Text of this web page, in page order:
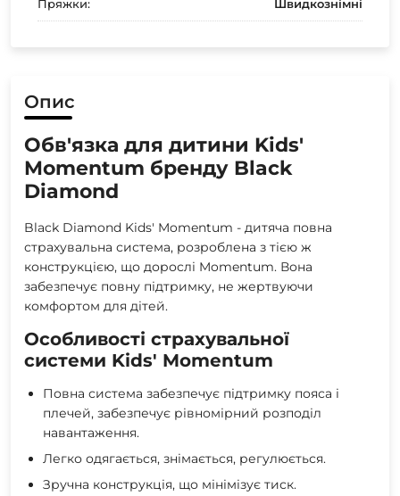
Пряжки: Швидкознімні
Опис
Обв'язка для дитини Kids'
Momentum бренду Black
Diamond
Black Diamond Kids' Momentum - дитяча повна
страхувальна система, розроблена з тією ж
конструкцією, що дорослі Momentum. Вона
забезпечує повну підтримку, не жертвуючи
комфортом для дітей.
Особливості страхувальної
системи Kids' Momentum
Повна система забезпечує підтримку пояса і
плечей, забезпечує рівномірний розподіл
навантаження.
Легко одягається, знімається, регулюється.
Зручна конструкція, що мінімізує тиск.